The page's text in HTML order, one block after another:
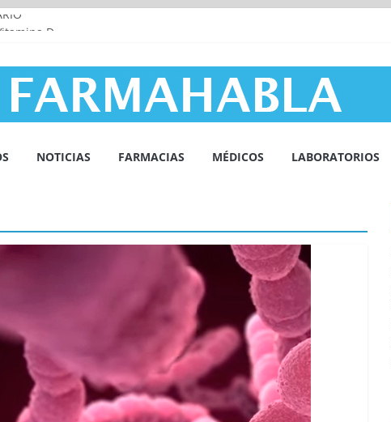
Y LA INFLAMACIÓN
NOTICIAS FARMACIAS MÉDICOS LABORATORIOS